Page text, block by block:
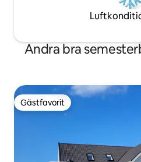
Andra bra
Gästfavorit
Gästfavorit